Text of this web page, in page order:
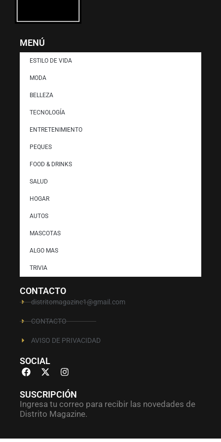
MENÚ
ESTILO DE VIDA
MODA
BELLEZA
TECNOLOGÍA
ENTRETENIMIENTO
PEQUES
FOOD & DRINKS
SALUD
HOGAR
AUTOS
MASCOTAS
ALGO MAS
TRIVIA
CONTACTO
distritomagazine1@gmail.com
CONTACTO
AVISO DE PRIVACIDAD
SOCIAL
SUSCRIPCIÓN
Ingresa tu correo para recibir las novedades de
Distrito Magazine.